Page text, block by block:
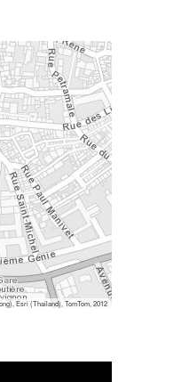
Esri (Thailand), TomTom, 2012